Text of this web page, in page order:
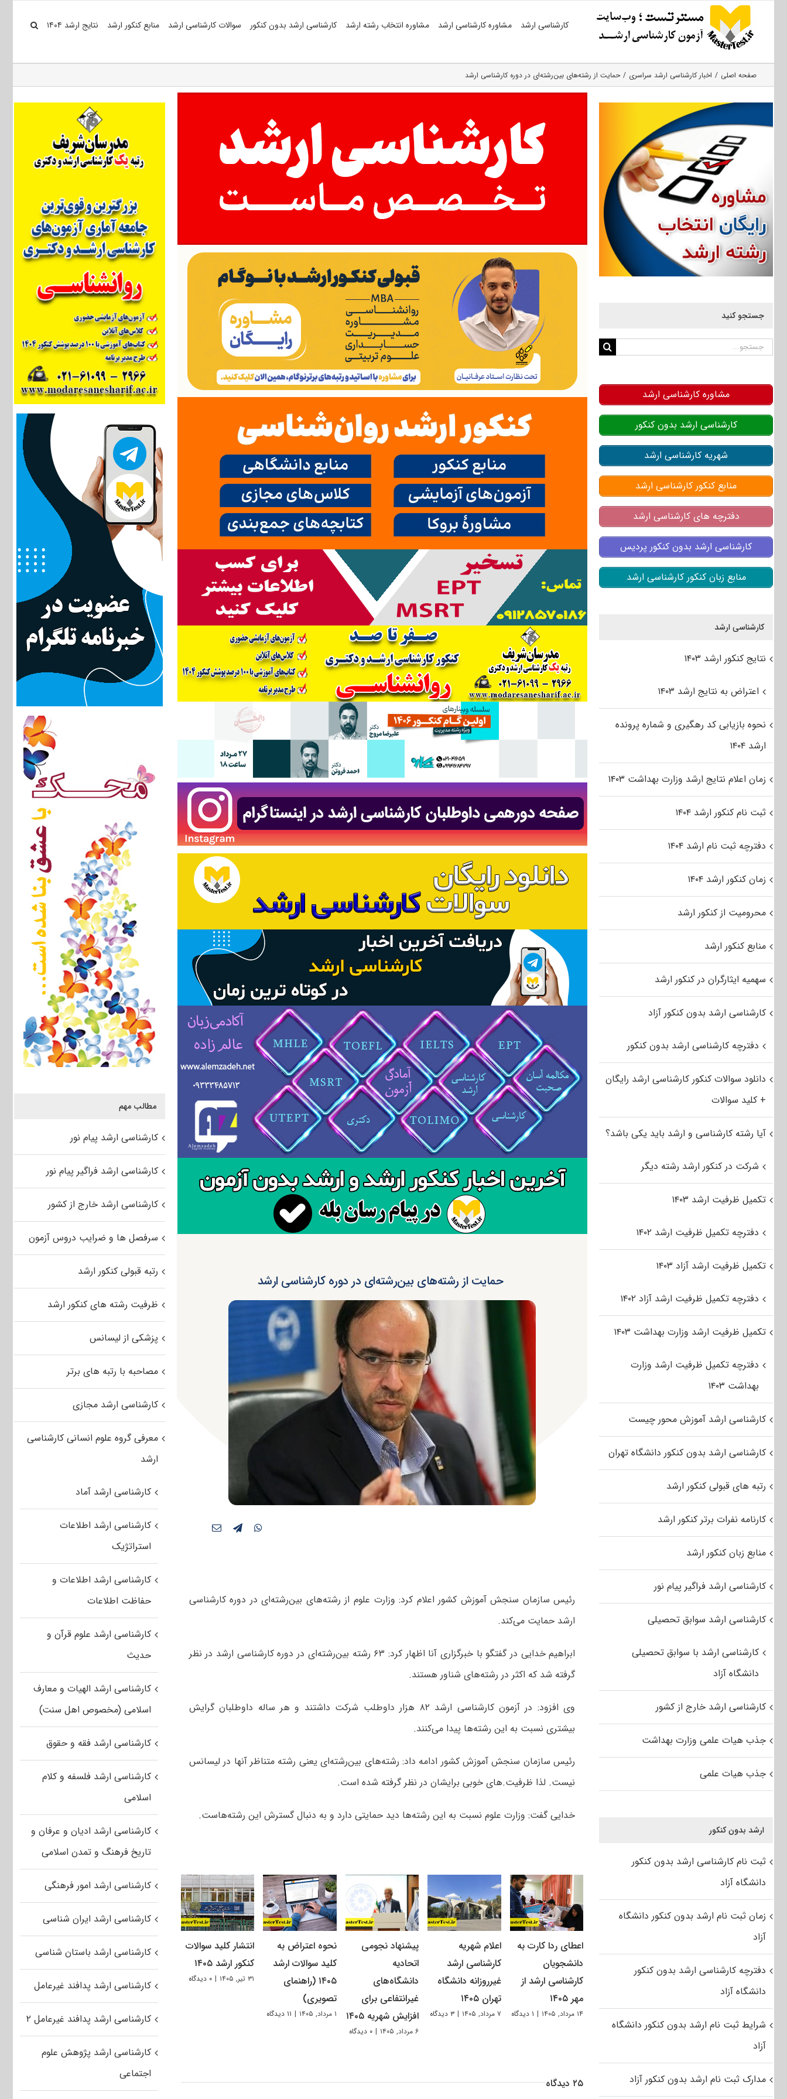
کارشناسی ارشد مشاوره کارشناسی ارشد مشاوره انتخاب رشته ارشد کارشناسی ارشد بدون کنکور سوالات کارشناسی ارشد منابع کنکور ارشد نتایج ارشد ۱۴۰۴
صفحه اصلی اخبار کارشناسی ارشد سراسری حمایت از رشته‌های بین‌رشته‌ای در دوره کارشناسی ارشد
حمایت از رشته‌های بین‌رشته‌ای در دوره کارشناسی ارشد
رئیس سازمان سنجش آموزش کشور اعلام کرد: وزارت علوم از رشته‌های بین‌رشته‌ای در دوره کارشناسی
ارشد حمایت می‌کند.
ابراهیم خدایی در گفتگو با خبرگزاری آنا اظهار کرد: ۶۳ رشته بین‌رشته‌ای در دوره کارشناسی ارشد در نظر
گرفته شد که اکثر در رشته‌های شناور هستند.
وی افزود: در آزمون کارشناسی ارشد ۸۲ هزار داوطلب شرکت داشتند و هر ساله داوطلبان گرایش
بیشتری نسبت به این رشته‌ها پیدا می‌کنند.
رئیس سازمان سنجش آموزش کشور ادامه داد: رشته‌های بین‌رشته‌ای یعنی رشته متناظر آنها در لیسانس
نیست. لذا ظرفیت.های خوبی برایشان در نظر گرفته شده است.
خدایی گفت: وزارت علوم نسبت به این رشته‌ها دید حمایتی دارد و به دنبال گسترش این رشته‌هاست.
اعطای ردا کارت به
دانشجویان
کارشناسی ارشد از
مهر ۱۴۰۵
۱۴ مرداد, ۱۴۰۵ | ۱ دیدگاه
اعلام شهریه
کارشناسی ارشد
غیرروزانه دانشگاه
تهران ۱۴۰۵
۷ مرداد, ۱۴۰۵ | ۳ دیدگاه
پیشنهاد نجومی
اتحادیه
دانشگاه‌های
غیرانتفاعی برای
افزایش شهریه ۱۴۰۵
۶ مرداد, ۱۴۰۵ | ۰ دیدگاه
نحوه اعتراض به
کلید سوالات ارشد
۱۴۰۵ (راهنمای
تصویری)
۱ مرداد, ۱۴۰۵ | ۱۱ دیدگاه
انتشار کلید سوالات
کنکور ارشد ۱۴۰۵
۳۱ تیر, ۱۴۰۵ | ۰ دیدگاه
۲۵ دیدگاه
مطالب مهم
کارشناسی ارشد پیام نور
کارشناسی ارشد فراگیر پیام نور
کارشناسی ارشد خارج از کشور
سرفصل ها و ضرایب دروس آزمون
رتبه قبولی کنکور ارشد
ظرفیت رشته های کنکور ارشد
پزشکی از لیسانس
مصاحبه با رتبه های برتر
کارشناسی ارشد مجازی
معرفی گروه علوم انسانی کارشناسی
ارشد
کارشناسی ارشد آماد
کارشناسی ارشد اطلاعات
استراتژیک
کارشناسی ارشد اطلاعات و
حفاظت اطلاعات
کارشناسی ارشد علوم قرآن و
حدیث
کارشناسی ارشد الهیات و معارف
اسلامی (مخصوص اهل سنت)
کارشناسی ارشد فقه و حقوق
کارشناسی ارشد فلسفه و کلام
اسلامی
کارشناسی ارشد ادیان و عرفان و
تاریخ فرهنگ و تمدن اسلامی
کارشناسی ارشد امور فرهنگی
کارشناسی ارشد ایران شناسی
کارشناسی ارشد باستان شناسی
کارشناسی ارشد پدافند غیرعامل
کارشناسی ارشد پدافند غیرعامل ۲
کارشناسی ارشد پژوهش علوم
اجتماعی
جستجو کنید
جستجو
مشاوره کارشناسی ارشد
کارشناسی ارشد بدون کنکور
شهریه کارشناسی ارشد
منابع کنکور کارشناسی ارشد
دفترچه های کارشناسی ارشد
کارشناسی ارشد بدون کنکور پردیس
منابع زبان کنکور کارشناسی ارشد
کارشناسی ارشد
نتایج کنکور ارشد ۱۴۰۳
اعتراض به نتایج ارشد ۱۴۰۳
نحوه بازیابی کد رهگیری و شماره پرونده
ارشد ۱۴۰۴
زمان اعلام نتایج ارشد وزارت بهداشت ۱۴۰۳
ثبت نام کنکور ارشد ۱۴۰۴
دفترچه ثبت نام ارشد ۱۴۰۴
زمان کنکور ارشد ۱۴۰۴
محرومیت از کنکور ارشد
منابع کنکور ارشد
سهمیه ایثارگران در کنکور ارشد
کارشناسی ارشد بدون کنکور آزاد
دفترچه کارشناسی ارشد بدون کنکور
دانلود سوالات کنکور کارشناسی ارشد رایگان
+ کلید سوالات
آیا رشته کارشناسی و ارشد باید یکی باشد؟
شرکت در کنکور ارشد رشته دیگر
تکمیل ظرفیت ارشد ۱۴۰۳
دفترچه تکمیل ظرفیت ارشد ۱۴۰۲
تکمیل ظرفیت ارشد آزاد ۱۴۰۳
دفترچه تکمیل ظرفیت ارشد آزاد ۱۴۰۲
تکمیل ظرفیت ارشد وزارت بهداشت ۱۴۰۳
دفترچه تکمیل ظرفیت ارشد وزارت
بهداشت ۱۴۰۳
کارشناسی ارشد آموزش محور چیست
کارشناسی ارشد بدون کنکور دانشگاه تهران
رتبه های قبولی کنکور ارشد
کارنامه نفرات برتر کنکور ارشد
منابع زبان کنکور ارشد
کارشناسی ارشد فراگیر پیام نور
کارشناسی ارشد سوابق تحصیلی
کارشناسی ارشد با سوابق تحصیلی
دانشگاه آزاد
کارشناسی ارشد خارج از کشور
جذب هیات علمی وزارت بهداشت
جذب هیات علمی
ارشد بدون کنکور
ثبت نام کارشناسی ارشد بدون کنکور
دانشگاه آزاد
زمان ثبت نام ارشد بدون کنکور دانشگاه
آزاد
دفترچه کارشناسی ارشد بدون کنکور
دانشگاه آزاد
شرایط ثبت نام ارشد بدون کنکور دانشگاه
آزاد
مدارک ثبت نام ارشد بدون کنکور آزاد